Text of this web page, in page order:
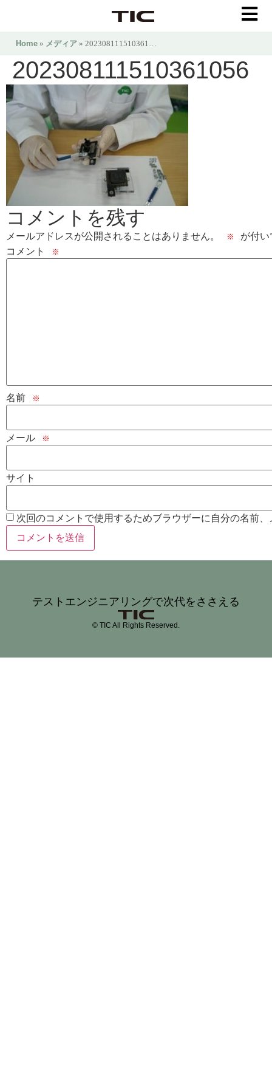
Home » メディア » 202308111510361…
202308111510361056
コメントを残す
メールアドレスが公開されることはありません。 ※
が付
コメント
※
名前 ※
メール ※
サイト
次回のコメントで使用するためブラウザーに自分の名前
テストエンジニアリングで次代をささえる
© TIC All Rights Reserved.